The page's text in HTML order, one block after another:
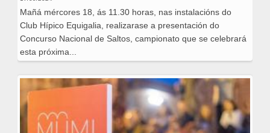
Mañá mércores 18, ás 11.30 horas, nas instalacións do
Club Hípico Equigalia, realizarase a presentación do
Concurso Nacional de Saltos, campionato que se celebrará
esta próxima...